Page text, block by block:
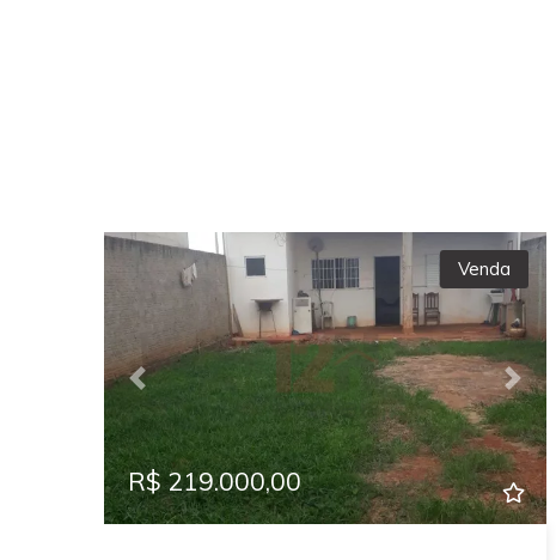
Previous Next
Venda
R$ 219.000,00